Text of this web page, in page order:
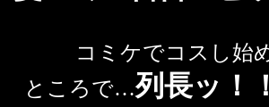
コミケでコスし始
ところで…列長ッ！！